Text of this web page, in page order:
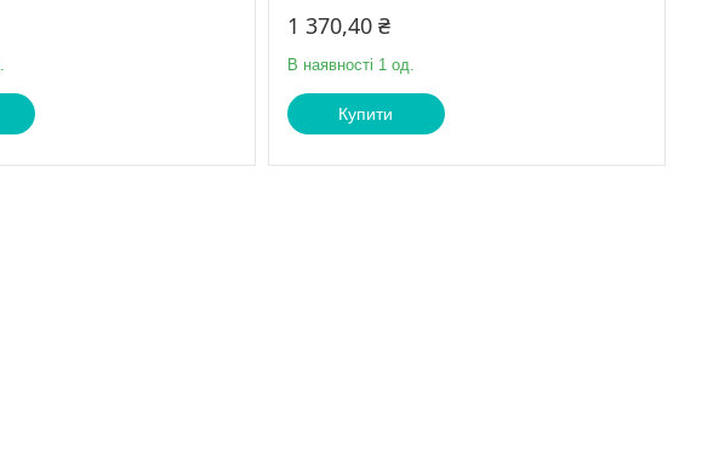
1 370,40 ₴
В наявності 1 од.
Купити